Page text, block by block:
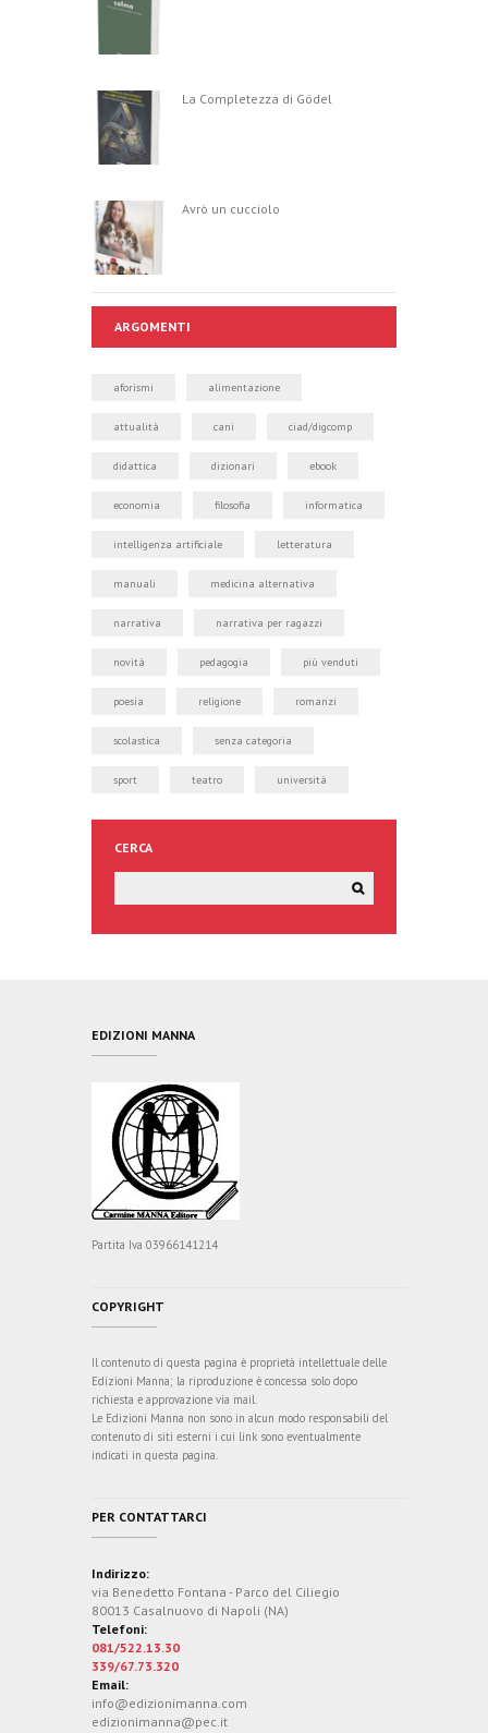
La Completezza di Gödel
Avrò un cucciolo
ARGOMENTI
aforismi alimentazione
attualità cani ciad/digcomp
didattica dizionari ebook
economia filosofia informatica
intelligenza artificiale letteratura
manuali medicina alternativa
narrativa narrativa per ragazzi
novità pedagogia più venduti
poesia religione romanzi
scolastica senza categoria
sport teatro università
CERCA
EDIZIONI MANNA
Partita Iva 03966141214
COPYRIGHT
Il contenuto di questa pagina è proprietà intellettuale delle
Edizioni Manna; la riproduzione è concessa solo dopo
richiesta e approvazione via mail.
Le Edizioni Manna non sono in alcun modo responsabili del
contenuto di siti esterni i cui link sono eventualmente
indicati in questa pagina.
PER CONTATTARCI
Indirizzo:
via Benedetto Fontana - Parco del Ciliegio
80013 Casalnuovo di Napoli (NA)
Telefoni:
081/522.13.30
339/67.73.320
Email:
info@edizionimanna.com
edizionimanna@pec.it